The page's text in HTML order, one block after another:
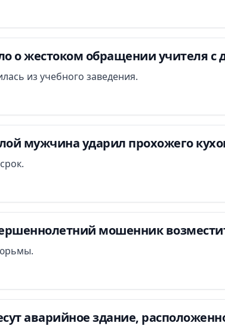
о жестоком обращении учителя с
из учебного заведения.
мужчина ударил прохожего
мошенник
аварийное здание,